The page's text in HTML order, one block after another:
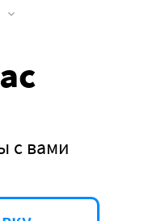
с вами